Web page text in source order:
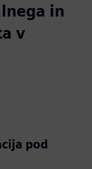
in
v
pod